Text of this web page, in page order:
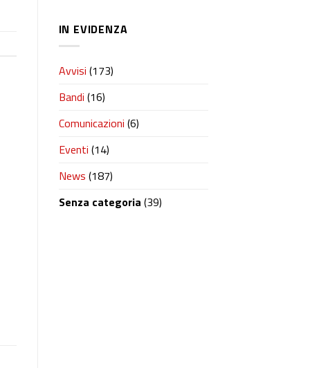
IN EVIDENZA
Avvisi (173)
Bandi (16)
Comunicazioni (6)
Eventi (14)
News (187)
Senza categoria (39)